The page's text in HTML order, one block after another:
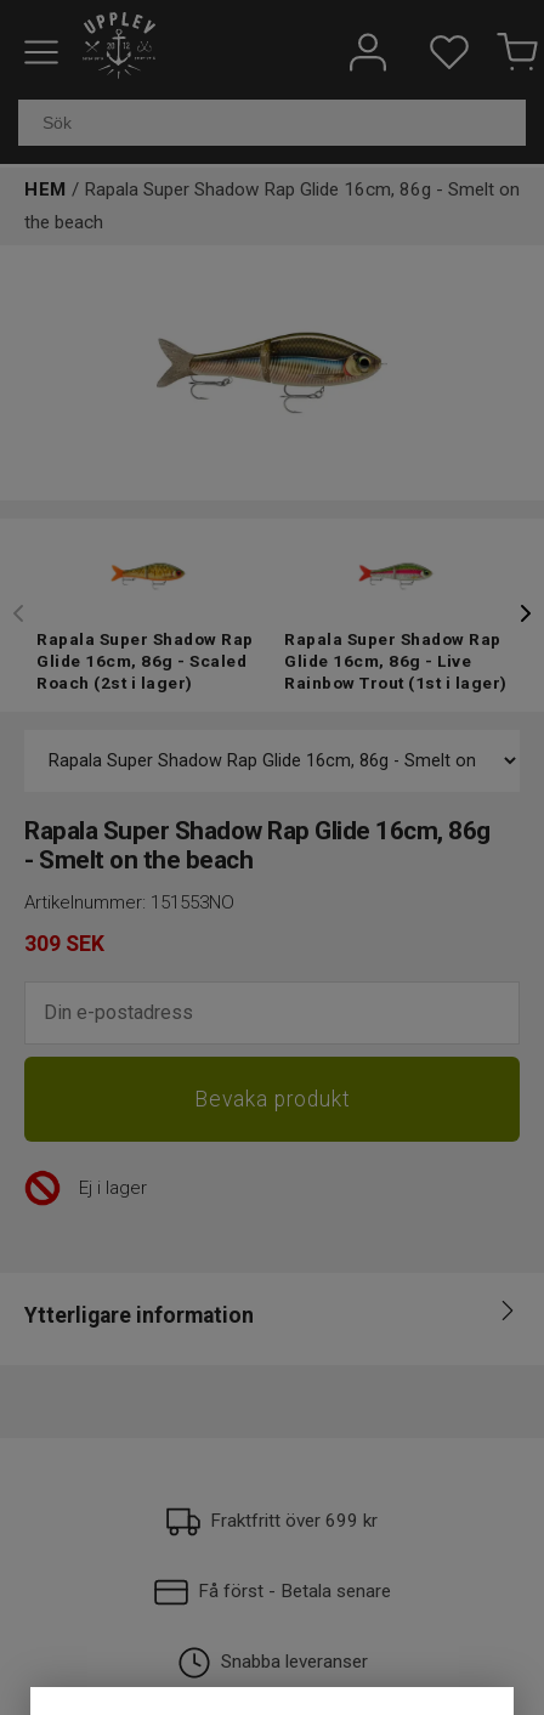
Fiskeredskap
Kläder & skor
HEM / Rapala Super Shadow Rap Glide 16cm, 86g - Smelt on
the beach
Rapala Super Shadow Rap
Glide 16cm, 86g - Scaled
Roach (2st i lager)
Rapala Super Shadow Rap
Glide 16cm, 86g - Live
Rainbow Trout (1st i lager)
Rapala Super Shadow Rap Glide 16cm, 86g
- Smelt on the beach
Artikelnummer: 151553NO
309 SEK
Ej i lager
Ytterligare information
Fraktfritt över 699 kr
Få först - Betala senare
Snabba leveranser